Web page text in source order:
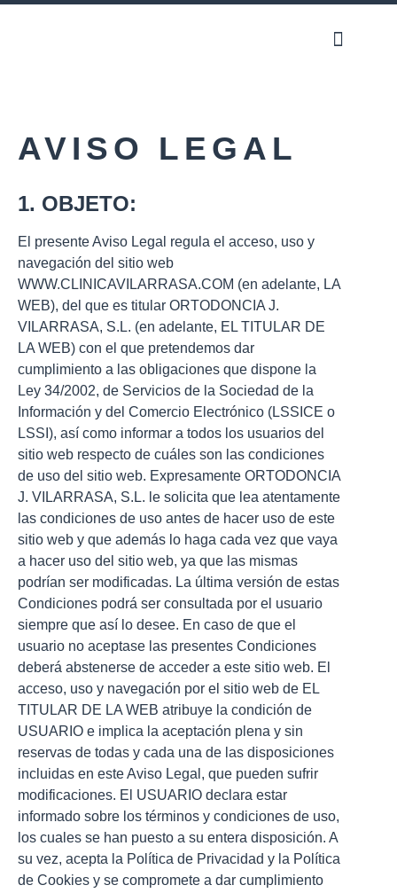
AVISO LEGAL
1. OBJETO:
El presente Aviso Legal regula el acceso, uso y
navegación del sitio web
WWW.CLINICAVILARRASA.COM (en adelante, LA
WEB), del que es titular ORTODONCIA J.
VILARRASA, S.L. (en adelante, EL TITULAR DE
LA WEB) con el que pretendemos dar
cumplimiento a las obligaciones que dispone la
Ley 34/2002, de Servicios de la Sociedad de la
Información y del Comercio Electrónico (LSSICE o
LSSI), así como informar a todos los usuarios del
sitio web respecto de cuáles son las condiciones
de uso del sitio web. Expresamente ORTODONCIA
J. VILARRASA, S.L. le solicita que lea atentamente
las condiciones de uso antes de hacer uso de este
sitio web y que además lo haga cada vez que vaya
a hacer uso del sitio web, ya que las mismas
podrían ser modificadas. La última versión de estas
Condiciones podrá ser consultada por el usuario
siempre que así lo desee. En caso de que el
usuario no aceptase las presentes Condiciones
deberá abstenerse de acceder a este sitio web. El
acceso, uso y navegación por el sitio web de EL
TITULAR DE LA WEB atribuye la condición de
USUARIO e implica la aceptación plena y sin
reservas de todas y cada una de las disposiciones
incluidas en este Aviso Legal, que pueden sufrir
modificaciones. El USUARIO declara estar
informado sobre los términos y condiciones de uso,
los cuales se han puesto a su entera disposición. A
su vez, acepta la Política de Privacidad y la Política
de Cookies y se compromete a dar cumplimiento